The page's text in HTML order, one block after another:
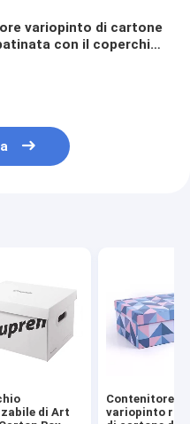
variopinto di cartone
con il coperchio
di Art
Contenitore
variopinto